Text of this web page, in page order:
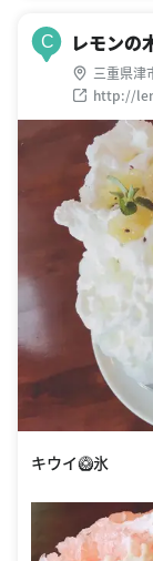
C レモンの
三重県津
http://
キウイ🥝氷